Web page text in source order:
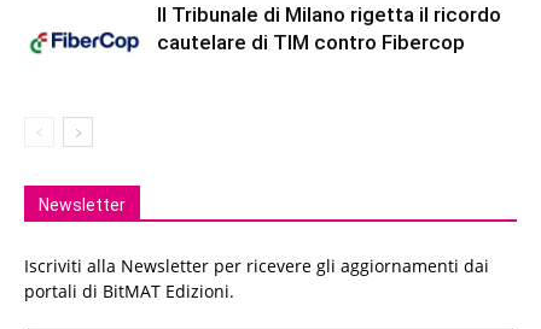
Il Tribunale di Milano rigetta il ricordo
cautelare di TIM contro Fibercop
Newsletter
Iscriviti alla Newsletter per ricevere gli aggiornamenti dai
portali di BitMAT Edizioni.